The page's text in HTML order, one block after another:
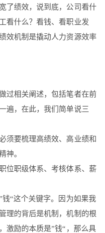
了绩效，说到底，公司看什
看什么？看钱、看职业发
效机制是撬动人力资源效率
过相关阐述，包括笔者在前
遍，在此，我们简单说三
须要梳理高绩效、高业绩和
神。
位职级体系、考核体系、薪
“这个关键字。因为如果我
理的背后是机制，机制的根
激励的本质是”钱“，那么具